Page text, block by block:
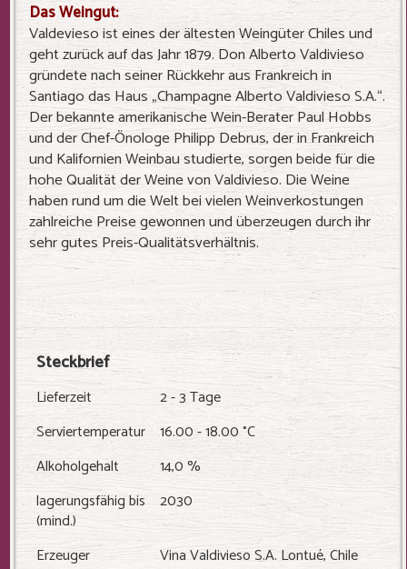
Das Weingut:
Valdevieso ist eines der ältesten Weingüter Chiles und
geht zurück auf das Jahr 1879. Don Alberto Valdivieso
gründete nach seiner Rückkehr aus Frankreich in
Santiago das Haus „Champagne Alberto Valdivieso S.A.“.
Der bekannte amerikanische Wein-Berater Paul Hobbs
und der Chef-Önologe Philipp Debrus, der in Frankreich
und Kalifornien Weinbau studierte, sorgen beide für die
hohe Qualität der Weine von Valdivieso. Die Weine
haben rund um die Welt bei vielen Weinverkostungen
zahlreiche Preise gewonnen und überzeugen durch ihr
sehr gutes Preis-Qualitätsverhältnis.
Steckbrief
Lieferzeit
2 - 3 Tage
Serviertemperatur 16.00 - 18.00 °C
Alkoholgehalt
14,0 %
lagerungsfähig bis
(mind.)
2030
Erzeuger
Vina Valdivieso S.A. Lontué, Chile